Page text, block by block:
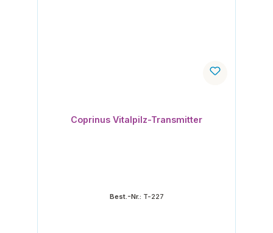
Coprinus Vitalpilz-Transmitter
Best.-Nr.: T-227